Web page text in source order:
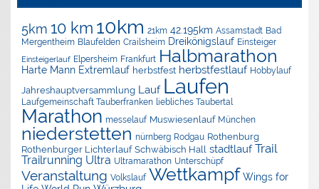
5km 10 km 10km 21km 42.195km Assamstadt Bad
Mergentheim Blaufelden Crailsheim Dreikönigslauf Einsteiger
Einsteigerlauf Elpersheim Frankfurt Halbmarathon
Harte Mann Extremlauf herbstfest herbstfestlauf Hobbylauf
Jahreshauptversammlung Lauf Laufen
Laufgemeinschaft Tauberfranken liebliches Taubertal
Marathon messelauf Muswiesenlauf München
niederstetten nürnberg Rodgau Rothenburg
Rothenburger Lichterlauf Schwäbisch Hall stadtlauf Trail
Trailrunning Ultra Ultramarathon Unterschüpf
Veranstaltung Volkslauf Wettkampf Wings for